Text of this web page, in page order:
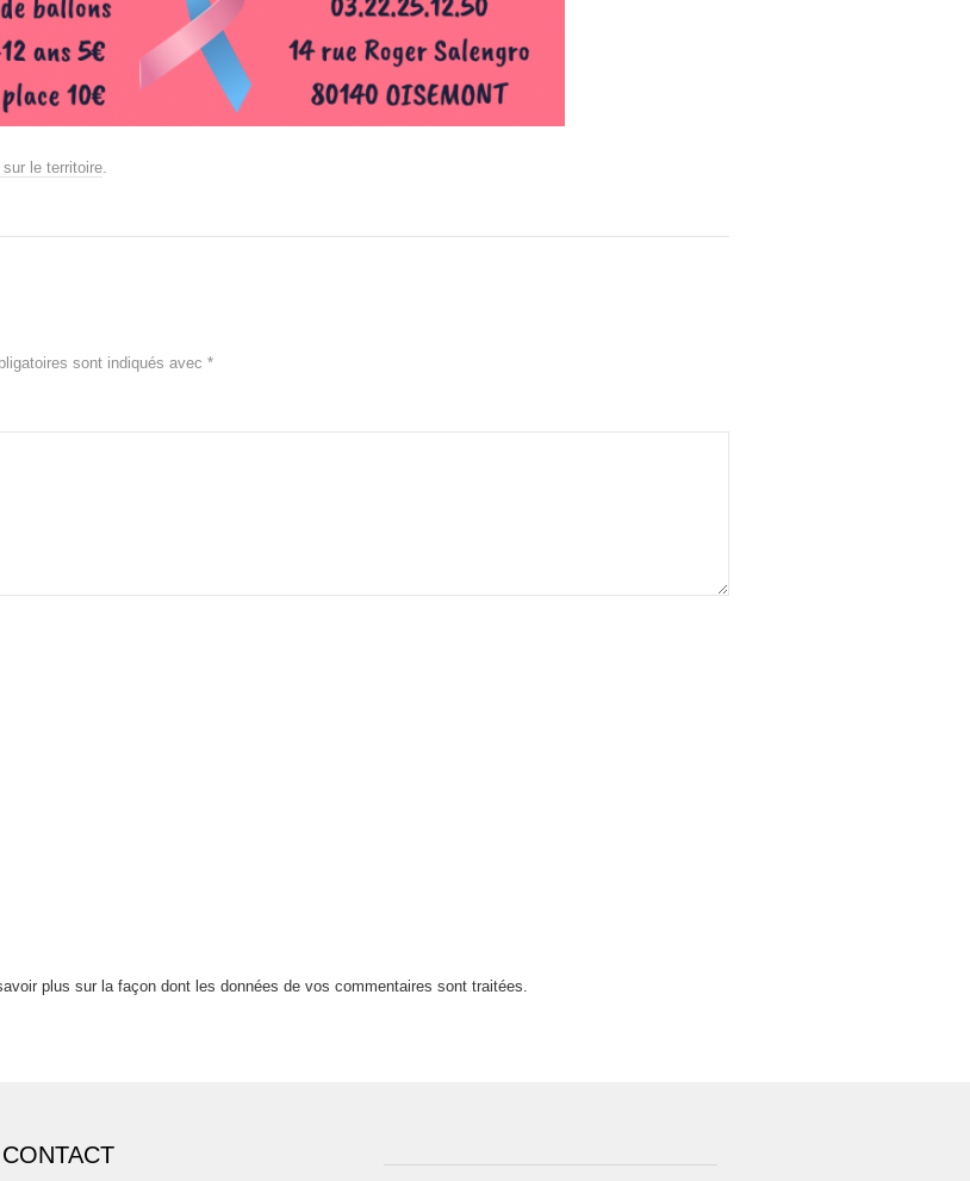
le territoire.
sont indiqués avec *
plus sur la façon dont les données de vos commentaires sont traitées.
CONTACT